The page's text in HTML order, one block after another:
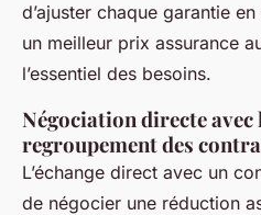
d’ajuster chaque garantie
un meilleur prix assurance
l’essentiel des besoins.
Négociation directe avec
regroupement des
L’échange direct avec un
de négocier une réduction